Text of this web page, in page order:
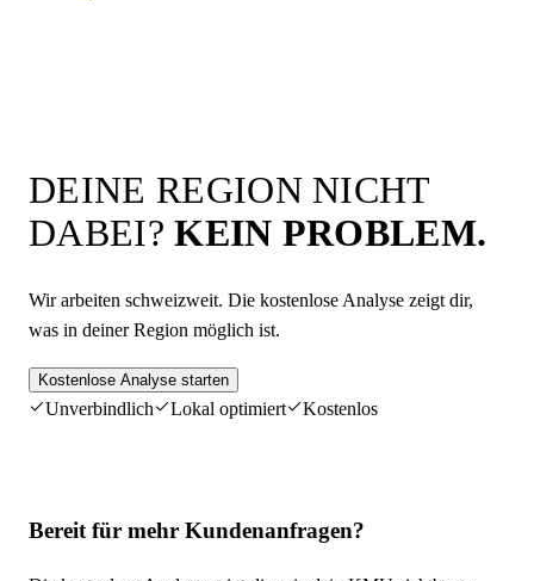
DEINE REGION NICHT
DABEI?KEIN PROBLEM.
Wir arbeiten schweizweit. Die kostenlose Analyse zeigt dir,
was in deiner Region möglich ist.
Kostenlose Analyse starten
Unverbindlich Lokal optimiert Kostenlos
Bereit für mehr Kundenanfragen?